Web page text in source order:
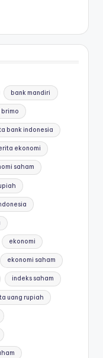
bank mandiri
bank indonesia
ekonomi
saham
ekonomi
ekonomi saham
indeks saham
uang rupiah